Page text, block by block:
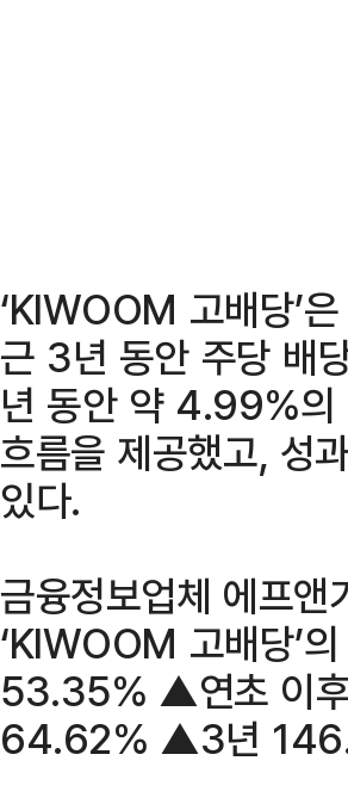
‘KIWOOM 고배당’
근 3년 동안 주당 배
년 동안 약 4.99%의
흐름을 제공했고, 성
있다.
금융정보업체 에프
‘KIWOOM 고배당
53.35% ▲연초 이
64.62% ▲3년